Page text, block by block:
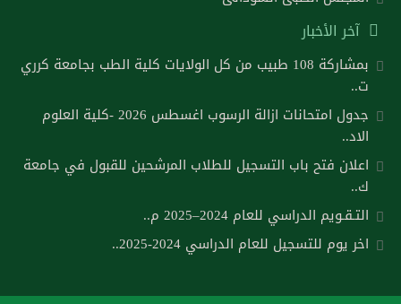
آخر الأخبار
بمشاركة 108 طبيب من كل الولايات كلية الطب بجامعة كرري
ت..
جدول امتحانات ازالة الرسوب اغسطس 2026 -كلية العلوم
الاد..
اعلان فتح باب التسجيل للطلاب المرشحين للقبول في جامعة
ك..
التـقـويم الدراسي للعام 2024–2025 م..
اخر يوم للتسجيل للعام الدراسي 2024-2025..